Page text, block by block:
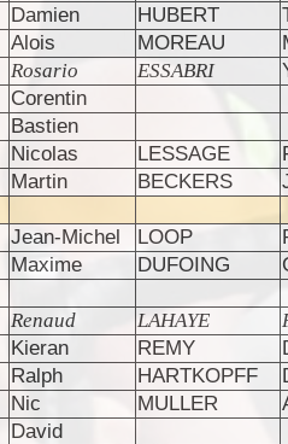
Damien HUBERT
Alois MOREAU
Rosario ESSABRI
Corentin
Bastien
Nicolas LESSAGE
Martin BECKERS
Jean-Michel LOOP
Maxime DUFOING
Renaud LAHAYE
Kieran REMY
Ralph HARTKOPFF
Nic MULLER
David